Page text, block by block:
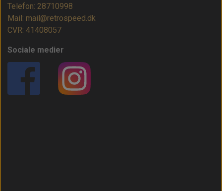
Telefon: 28710998
Mail: mail@retrospeed.dk
CVR: 41408057
Sociale medier